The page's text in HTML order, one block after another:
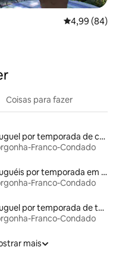
4,99 de uma
4,99 (84)
Coisas para fazer
Aluguel por temporada de casas na árvore
Franco-Condado
Aluguéis por temporada em acampamentos
Franco-Condado
Aluguel por temporada de tendas
Franco-Condado
mais